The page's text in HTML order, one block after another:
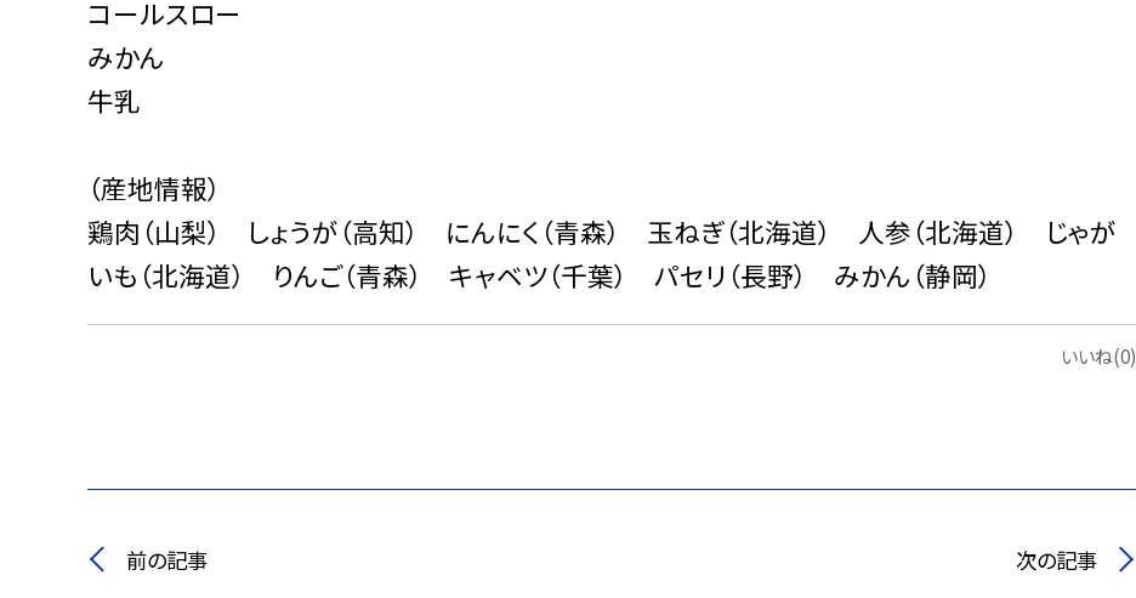
コールスロー
みかん
牛乳
（産地情報）
鶏肉（山梨） しょうが（高知） にんにく（青森） 玉ねぎ（北海道） 人参（北海道） じゃが
いも（北海道） りんご（青森） キャベツ（千葉） パセリ（長野） みかん（静岡）
いいね(0)
前の記事 次の記事